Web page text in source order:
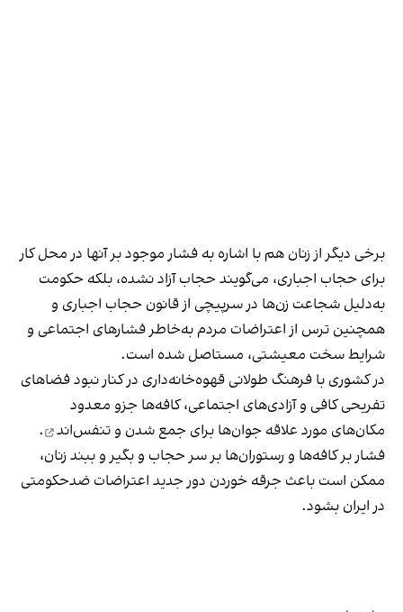
برخی دیگر از زنان هم با اشاره به فشار موجود بر آنها در محل کار
برای حجاب اجباری، می‌گویند حجاب آزاد نشده، بلکه حکومت
به‌دلیل شجاعت زن‌ها در سرپیچی از قانون حجاب اجباری و
همچنین ترس از اعتراضات مردم به‌خاطر فشارهای اجتماعی و
شرایط سخت معیشتی، مستاصل شده است.
در کشوری با فرهنگ طولانی قهوه‌‌خانه‌داری در کنار نبود فضاهای
تفریحی کافی و آزادی‌های اجتماعی، کافه‌ها جزو معدود
مکان‌های مورد علاقه جوان‌ها برای جمع شدن و تنفس‌اند
.
فشار بر کافه‌ها و رستوران‌ها بر سر حجاب و بگیر و ببند زنان،
ممکن است باعث جرقه خوردن دور جدید اعتراضات ضدحکومتی
در ایران بشود.